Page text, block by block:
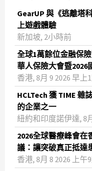
GearUP 與《逃離塔
上遊戲體驗
新加坡, 2小時前
全球1萬餘位金融保
華人保險大會暨2026
香港, 8月 9 2026 早上
HCLTech 獲 TIME
的企業之一
紐約和印度諾伊達, 8
2026全球醫療峰會在
議：讓突破真正抵達
香港, 8月 8 2026 上午